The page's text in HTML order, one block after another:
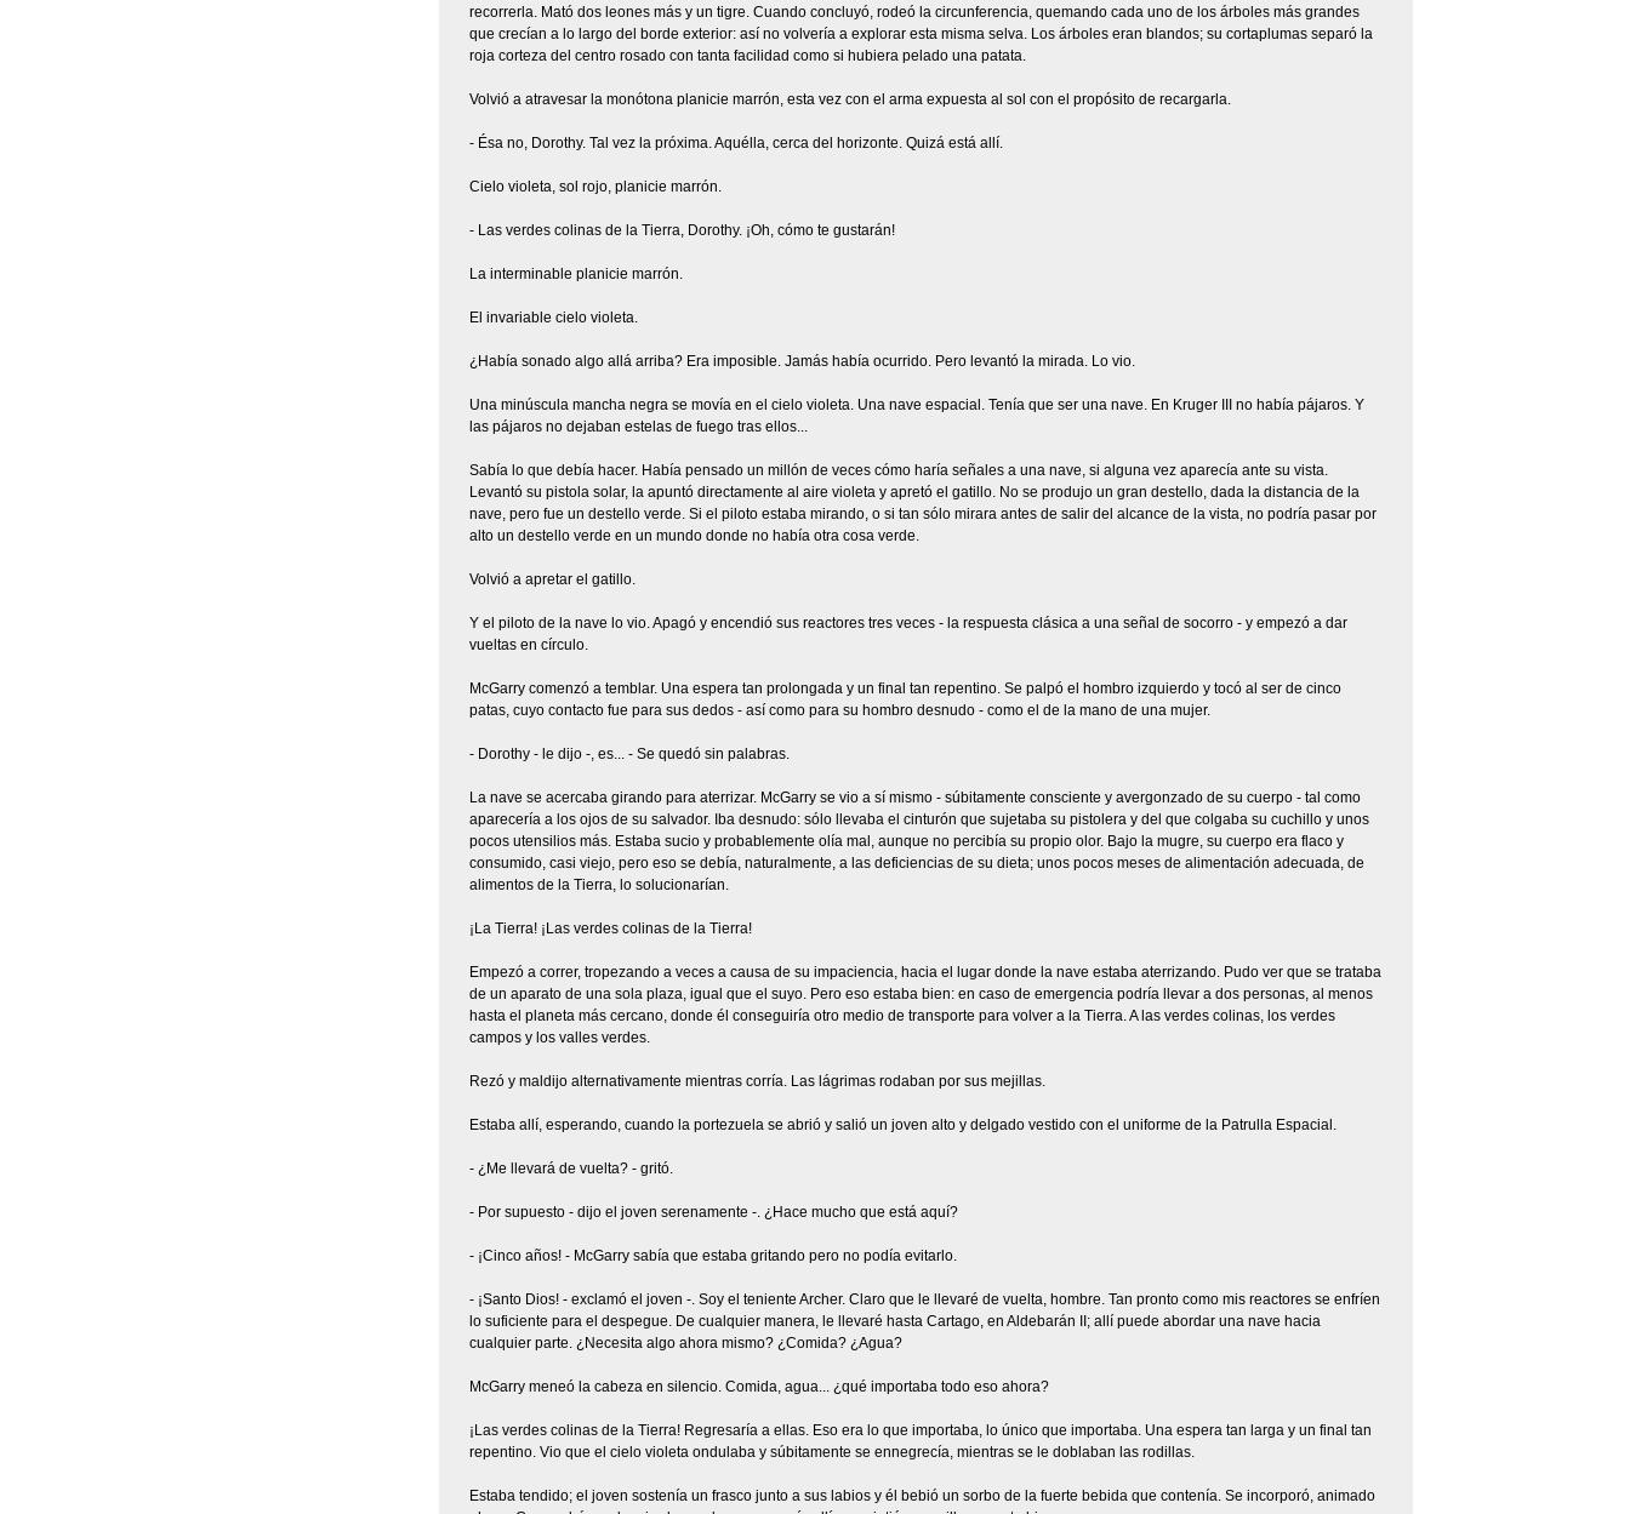
recorrerla. Mató dos leones más y un tigre. Cuando concluyó, rodeó la circunferencia, quemando cada uno de los árboles más grandes
que crecían a lo largo del borde exterior: así no volvería a explorar esta misma selva. Los árboles eran blandos; su cortaplumas separó la
roja corteza del centro rosado con tanta facilidad como si hubiera pelado una patata.
Volvió a atravesar la monótona planicie marrón, esta vez con el arma expuesta al sol con el propósito de recargarla.
- Ésa no, Dorothy. Tal vez la próxima. Aquélla, cerca del horizonte. Quizá está allí.
Cielo violeta, sol rojo, planicie marrón.
- Las verdes colinas de la Tierra, Dorothy. ¡Oh, cómo te gustarán!
La interminable planicie marrón.
El invariable cielo violeta.
¿Había sonado algo allá arriba? Era imposible. Jamás había ocurrido. Pero levantó la mirada. Lo vio.
Una minúscula mancha negra se movía en el cielo violeta. Una nave espacial. Tenía que ser una nave. En Kruger III no había pájaros. Y
las pájaros no dejaban estelas de fuego tras ellos...
Sabía lo que debía hacer. Había pensado un millón de veces cómo haría señales a una nave, si alguna vez aparecía ante su vista.
Levantó su pistola solar, la apuntó directamente al aire violeta y apretó el gatillo. No se produjo un gran destello, dada la distancia de la
nave, pero fue un destello verde. Si el piloto estaba mirando, o si tan sólo mirara antes de salir del alcance de la vista, no podría pasar por
alto un destello verde en un mundo donde no había otra cosa verde.
Volvió a apretar el gatillo.
Y el piloto de la nave lo vio. Apagó y encendió sus reactores tres veces - la respuesta clásica a una señal de socorro - y empezó a dar
vueltas en círculo.
McGarry comenzó a temblar. Una espera tan prolongada y un final tan repentino. Se palpó el hombro izquierdo y tocó al ser de cinco
patas, cuyo contacto fue para sus dedos - así como para su hombro desnudo - como el de la mano de una mujer.
- Dorothy - le dijo -, es... - Se quedó sin palabras.
La nave se acercaba girando para aterrizar. McGarry se vio a sí mismo - súbitamente consciente y avergonzado de su cuerpo - tal como
aparecería a los ojos de su salvador. Iba desnudo: sólo llevaba el cinturón que sujetaba su pistolera y del que colgaba su cuchillo y unos
pocos utensilios más. Estaba sucio y probablemente olía mal, aunque no percibía su propio olor. Bajo la mugre, su cuerpo era flaco y
consumido, casi viejo, pero eso se debía, naturalmente, a las deficiencias de su dieta; unos pocos meses de alimentación adecuada, de
alimentos de la Tierra, lo solucionarían.
¡La Tierra! ¡Las verdes colinas de la Tierra!
Empezó a correr, tropezando a veces a causa de su impaciencia, hacia el lugar donde la nave estaba aterrizando. Pudo ver que se trataba
de un aparato de una sola plaza, igual que el suyo. Pero eso estaba bien: en caso de emergencia podría llevar a dos personas, al menos
hasta el planeta más cercano, donde él conseguiría otro medio de transporte para volver a la Tierra. A las verdes colinas, los verdes
campos y los valles verdes.
Rezó y maldijo alternativamente mientras corría. Las lágrimas rodaban por sus mejillas.
Estaba allí, esperando, cuando la portezuela se abrió y salió un joven alto y delgado vestido con el uniforme de la Patrulla Espacial.
- ¿Me llevará de vuelta? - gritó.
- Por supuesto - dijo el joven serenamente -. ¿Hace mucho que está aquí?
- ¡Cinco años! - McGarry sabía que estaba gritando pero no podía evitarlo.
- ¡Santo Dios! - exclamó el joven -. Soy el teniente Archer. Claro que le llevaré de vuelta, hombre. Tan pronto como mis reactores se enfríen
lo suficiente para el despegue. De cualquier manera, le llevaré hasta Cartago, en Aldebarán II; allí puede abordar una nave hacia
cualquier parte. ¿Necesita algo ahora mismo? ¿Comida? ¿Agua?
McGarry meneó la cabeza en silencio. Comida, agua... ¿qué importaba todo eso ahora?
¡Las verdes colinas de la Tierra! Regresaría a ellas. Eso era lo que importaba, lo único que importaba. Una espera tan larga y un final tan
repentino. Vio que el cielo violeta ondulaba y súbitamente se ennegrecía, mientras se le doblaban las rodillas.
Estaba tendido; el joven sostenía un frasco junto a sus labios y él bebió un sorbo de la fuerte bebida que contenía. Se incorporó, animado